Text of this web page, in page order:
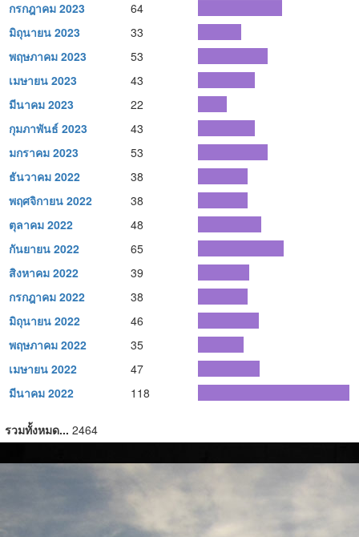
กรกฎาคม 2023
64
มิถุนายน 2023
33
พฤษภาคม 2023
53
เมษายน 2023
43
มีนาคม 2023
22
กุมภาพันธ์ 2023
43
มกราคม 2023
53
ธันวาคม 2022
38
พฤศจิกายน 2022
38
ตุลาคม 2022
48
กันยายน 2022
65
สิงหาคม 2022
39
กรกฎาคม 2022
38
มิถุนายน 2022
46
พฤษภาคม 2022
35
เมษายน 2022
47
มีนาคม 2022
118
รวมทั้งหมด... 2464